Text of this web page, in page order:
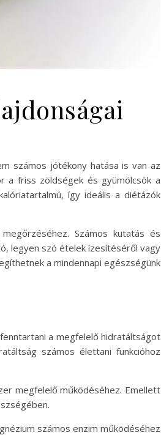
számos jótékony hatása is van az
a friss zöldségek és gyümölcsök a
így ideális a diétázók
Számos kutatás és
legyen szó ételek ízesítéséről vagy
a mindennapi egészségünk
a megfelelő hidratáltságot
számos élettani funkcióhoz
megfelelő működéséhez. Emellett
számos enzim működéséhez